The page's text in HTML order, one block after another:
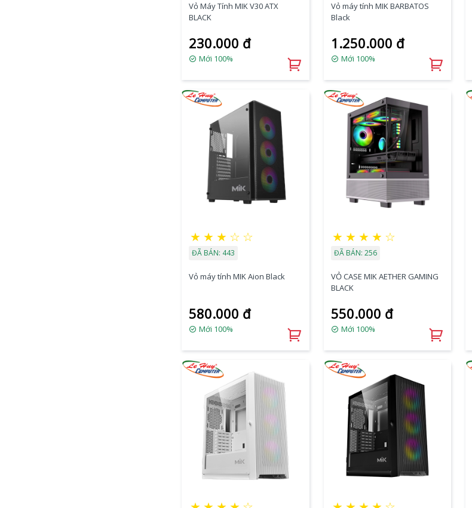
Vỏ Máy Tính MIK V30 ATX
BLACK
230.000 đ
Mới 100%
Vỏ máy tính MIK BARBATOS
Black
1.250.000 đ
Mới 100%
★ ★ ★ ☆ ☆
ĐÃ BÁN: 443
Vỏ máy tính MIK Aion Black
580.000 đ
Mới 100%
★ ★ ★ ★ ☆
ĐÃ BÁN: 256
VỎ CASE MIK AETHER GAMING
BLACK
550.000 đ
Mới 100%